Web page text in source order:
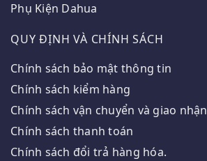
Phụ Kiện Dahua
QUY ĐỊNH VÀ CHÍNH SÁCH
Chính sách bảo mật thông tin
Chính sách kiểm hàng
Chính sách vận chuyển và giao nhận
Chính sách thanh toán
Chính sách đổi trả hàng hóa.